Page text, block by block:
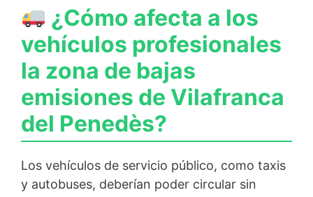
¿Cómo afecta a los
vehículos profesionales
la zona de bajas
emisiones de Vilafranca
del Penedès?
Los vehículos de servicio público, como taxis
y autobuses, deberían poder circular sin